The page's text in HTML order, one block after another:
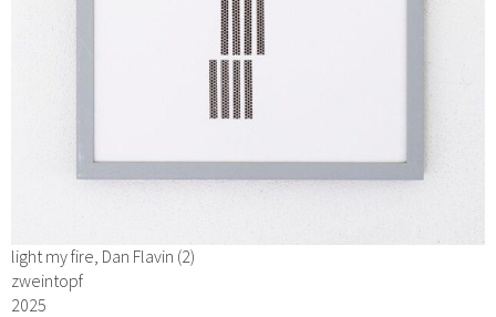
light my fire, Dan Flavin (2)
zweintopf
2025